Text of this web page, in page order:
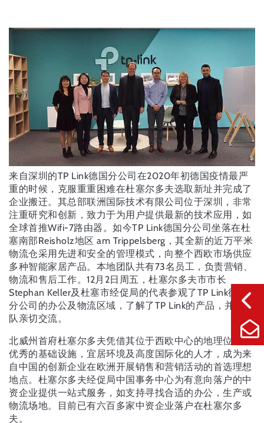
来自深圳的TP Link德国分公司在2020年初德国疫情最严
重的时候，克服重重困难在杜塞尔多夫选取新址并完成了
企业搬迁。其总部联洲国际技术有限公司位于深圳，非常
注重研究和创新，致力于为用户提供最新的技术应用，如
全球首推Wifi-7路由器。如今TP Link德国分公司坐落在杜
塞南部Reisholz地区 am Trippelsberg，其全新的近万平米
物流仓采用先进和安全的管理模式，向整个西欧市场供应
多种智能家居产品。本地团队共有73名员工，负责营销、
物流和售后工作。12月2日周五，杜塞尔多夫市市长
Stephan Keller及杜塞市经促局的代表参观了TP Link德国
分公司的办公及物流区域，了解了TP Link的产品，并与团
队亲切交流。
北威州首府杜塞尔多夫凭借其位于西欧中心的地理位置、
优秀的基础设施，宜居环境及高度国际化的人才，成为来
自中国的创新企业在欧洲开展销售和营销活动的首选理想
地点。杜塞尔多夫经促局中国事务中心为有意向落户的中
资企业提供一站式服务，如支持寻找合适的办公，生产或
物流场地。目前已有六百多家中资企业落户在杜塞尔多
夫。